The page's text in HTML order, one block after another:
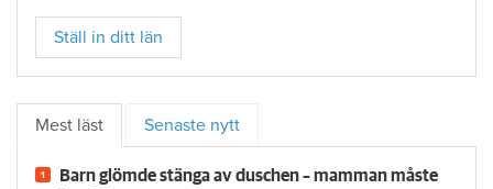
Ställ in ditt län
Mest läst Senaste nytt
Barn glömde stänga av duschen – mamman måste